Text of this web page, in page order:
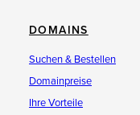
DOMAINS
Suchen & Bestellen
Domainpreise
Ihre Vorteile